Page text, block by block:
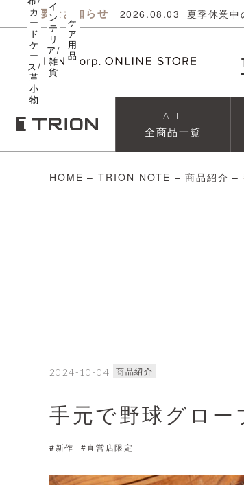
重要なお知らせ 2026.08.03 夏季休業中
ALL
全商品一覧
カ
ー
ド
ケ
ー
ス/
革
小
物
イ
ン
テ
リ
ア/
雑
貨
ケ
ア
用
品
HOME – TRION NOTE – 商品紹介 –
2024-10-04 商品紹介
手元で野球グロー
#新作 #直営店限定